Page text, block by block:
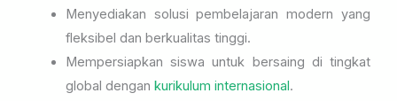
Menyediakan solusi pembelajaran modern yang
fleksibel dan berkualitas tinggi.
Mempersiapkan siswa untuk bersaing di tingkat
global dengan kurikulum internasional .